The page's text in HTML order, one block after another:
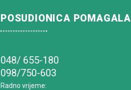
POSUDIONICA POMAGALA
048/ 655-180
098/750-603
Radno vrijeme: